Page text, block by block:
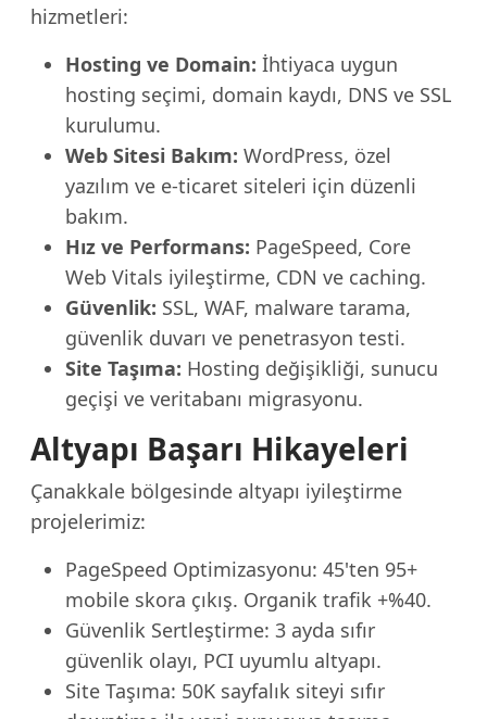
hizmetleri:
Hosting ve Domain: İhtiyaca uygun
hosting seçimi, domain kaydı, DNS ve SSL
kurulumu.
Web Sitesi Bakım: WordPress, özel
yazılım ve e-ticaret siteleri için düzenli
bakım.
Hız ve Performans: PageSpeed, Core
Web Vitals iyileştirme, CDN ve caching.
Güvenlik: SSL, WAF, malware tarama,
güvenlik duvarı ve penetrasyon testi.
Site Taşıma: Hosting değişikliği, sunucu
geçişi ve veritabanı migrasyonu.
Altyapı Başarı Hikayeleri
Çanakkale bölgesinde altyapı iyileştirme
projelerimiz:
PageSpeed Optimizasyonu: 45'ten 95+
mobile skora çıkış. Organik trafik +%40.
Güvenlik Sertleştirme: 3 ayda sıfır
güvenlik olayı, PCI uyumlu altyapı.
Site Taşıma: 50K sayfalık siteyi sıfır